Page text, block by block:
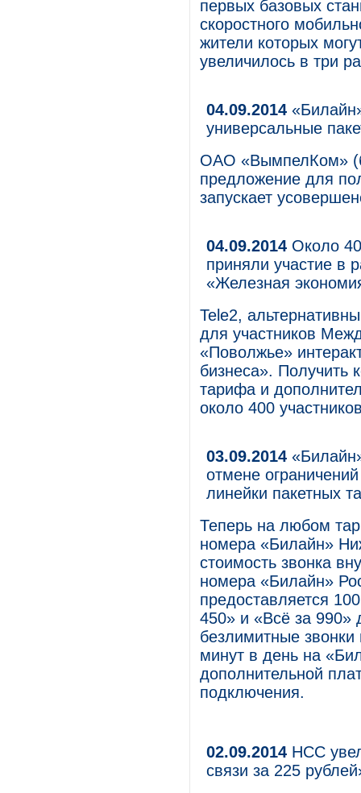
первых базовых
скоростного
жители которых
увеличилось в три
04.09.2014
универсальные
ОАО «ВымпелКом»
предложение для
запускает
04.09.2014 Около
приняли участие в
«Железная
Tele2,
для участников
«Поволжье»
бизнеса». Получить
тарифа и
около 400
03.09.2014
отмене
линейки пакетных
Теперь на любом
номера «Билайн»
стоимость звонка
номера «Билайн»
предоставляется
450» и «Всё за 990»
безлимитные
минут в день на
дополнительной
подключения.
02.09.2014 НСС
связи за 225